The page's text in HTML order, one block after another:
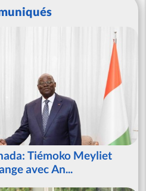
Tiémoko Meyliet
avec An...